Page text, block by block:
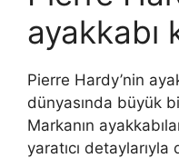
ayakkabı
Pierre Hardy’nin
dünyasında büyük
Markanın
yaratıcı